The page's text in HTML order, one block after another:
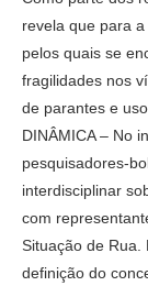
revela que para
pelos quais se
fragilidades nos
de parantes e
DINÂMICA – No
pesquisadores-
interdisciplinar
com
Situação de Rua.
definição do